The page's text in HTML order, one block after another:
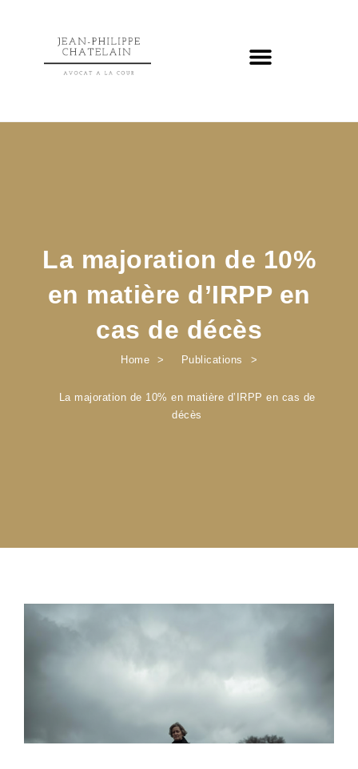
La majoration de 10%
en matière d’IRPP en
cas de décès
Home Publications
La majoration de 10% en matière d’IRPP en cas de
décès